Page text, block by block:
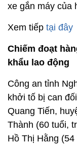
xe gắn máy của
Xem tiếp tại đây
Chiếm đoạt
khẩu lao động
Công an tỉnh
khởi tố bị can
Quang Tiến,
Thành (60 tuổi,
Hồ Thị Hằng